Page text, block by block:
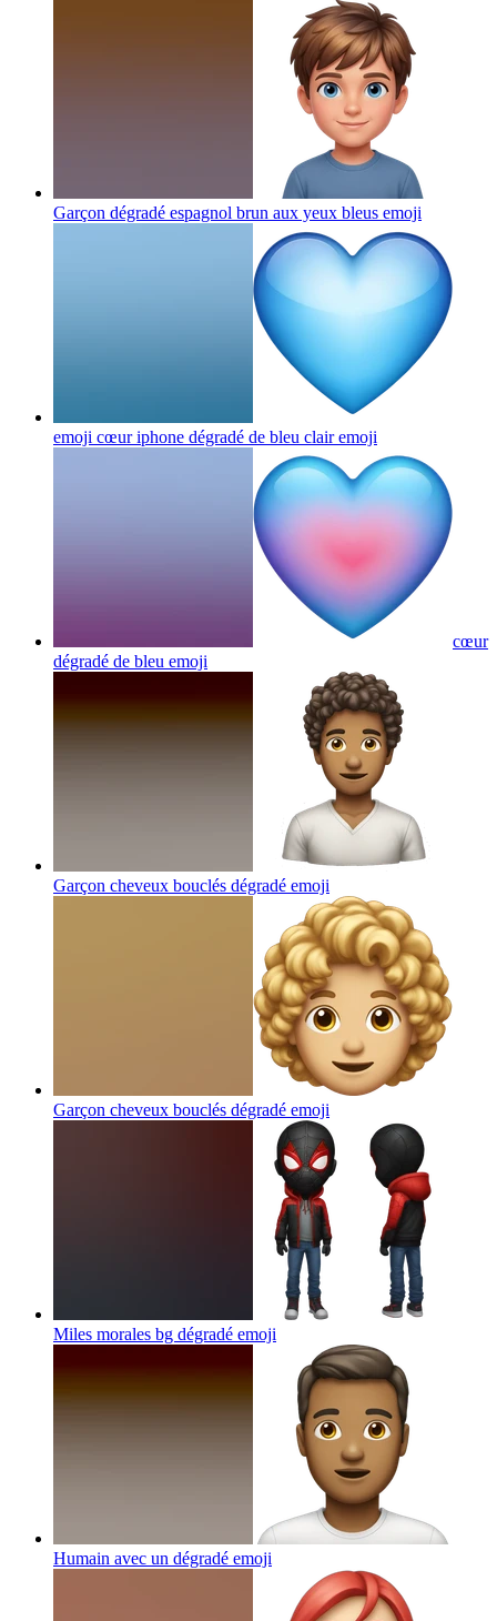
Garçon dégradé espagnol brun aux yeux bleus emoji
emoji cœur iphone dégradé de bleu clairemoji
cœur
dégradé de bleu emoji
Garçon cheveux bouclés dégradé emoji
Garçon cheveux bouclés dégradé emoji
Miles morales bg dégradé emoji
Humain avec un dégradé emoji